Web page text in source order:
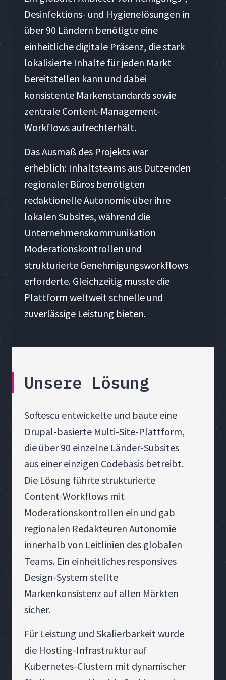
Desinfektions- und Hygienelösungen in
über 90 Ländern benötigte eine
einheitliche digitale Präsenz, die stark
lokalisierte Inhalte für jeden Markt
bereitstellen kann und dabei
konsistente Markenstandards sowie
zentrale Content-Management-
Workflows aufrechterhält.
Das Ausmaß des Projekts war
erheblich: Inhaltsteams aus Dutzenden
regionaler Büros benötigten
redaktionelle Autonomie über ihre
lokalen Subsites, während die
Unternehmenskommunikation
Moderationskontrollen und
strukturierte Genehmigungsworkflows
erforderte. Gleichzeitig musste die
Plattform weltweit schnelle und
zuverlässige Leistung bieten.
Unsere Lösung
Softescu entwickelte und baute eine
Drupal-basierte Multi-Site-Plattform,
die über 90 einzelne Länder-Subsites
aus einer einzigen Codebasis betreibt.
Die Lösung führte strukturierte
Content-Workflows mit
Moderationskontrollen ein und gab
regionalen Redakteuren Autonomie
innerhalb von Leitlinien des globalen
Teams. Ein einheitliches responsives
Design-System stellte
Markenkonsistenz auf allen Märkten
sicher.
Für Leistung und Skalierbarkeit wurde
die Hosting-Infrastruktur auf
Kubernetes-Clustern mit dynamischer